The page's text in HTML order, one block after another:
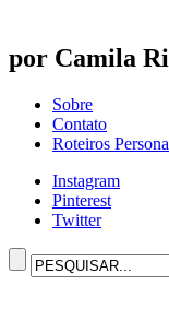
por Camila
Sobre
Contato
Roteiros
Instagram
Pinterest
Twitter